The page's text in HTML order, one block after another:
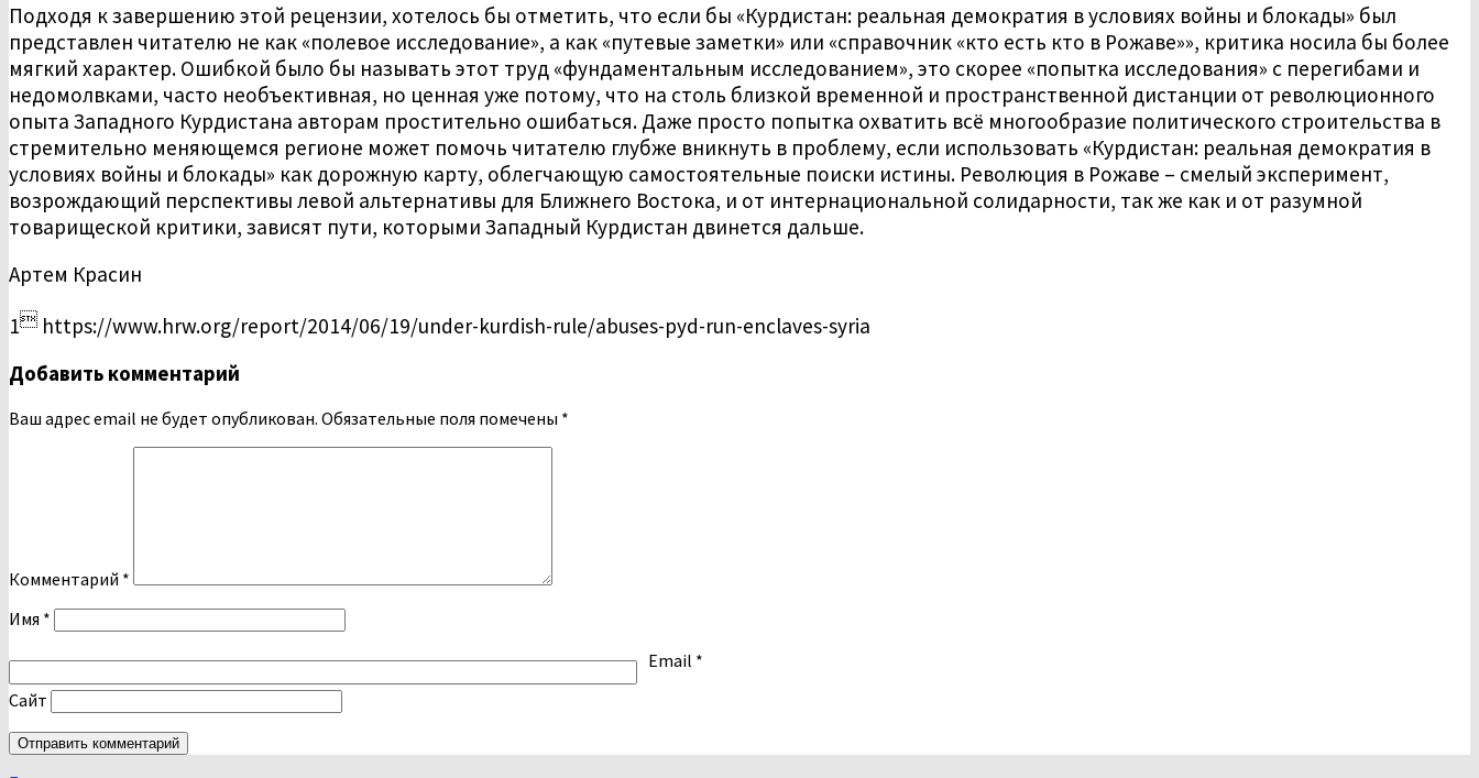
Подходя к завершению этой рецензии, хотелось бы отметить, что если бы «Курдистан: реальная демократия в условиях войны и блокады» был
представлен читателю не как «полевое исследование», а как «путевые заметки» или «справочник «кто есть кто в Рожаве»», критика носила бы более
мягкий характер. Ошибкой было бы называть этот труд «фундаментальным исследованием», это скорее «попытка исследования» с перегибами и
недомолвками, часто необъективная, но ценная уже потому, что на столь близкой временной и пространственной дистанции от революционного
опыта Западного Курдистана авторам простительно ошибаться. Даже просто попытка охватить всё многообразие политического строительства в
стремительно меняющемся регионе может помочь читателю глубже вникнуть в проблему, если использовать «Курдистан: реальная демократия в
условиях войны и блокады» как дорожную карту, облегчающую самостоятельные поиски истины. Революция в Рожаве – смелый эксперимент,
возрождающий перспективы левой альтернативы для Ближнего Востока, и от интернациональной солидарности, так же как и от разумной
товарищеской критики, зависят пути, которыми Западный Курдистан двинется дальше.
Артем Красин
1 https://www.hrw.org/report/2014/06/19/under-kurdish-rule/abuses-pyd-run-enclaves-syria
Добавить комментарий
Ваш адрес email не будет опубликован. Обязательные поля помечены *
Комментарий *
Имя *
Email *
Сайт